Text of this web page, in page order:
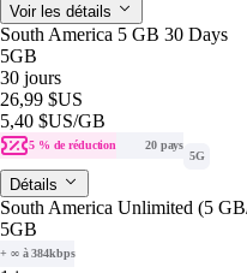
Voir les détails
South America 5 GB 30 Days
5GB
30 jours
26,99 $US
5,40 $US/GB
5 % de réduction
20 pays
5G
Détails
South America Unlimited (5
5GB
+ ∞ à 384kbps